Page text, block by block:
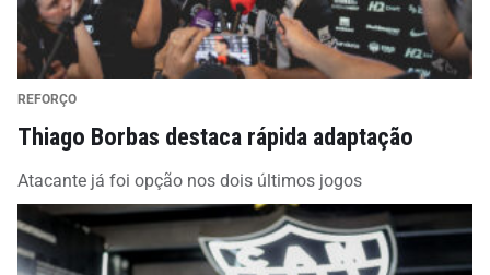
REFORÇO
Thiago Borbas destaca rápida adaptação
Atacante já foi opção nos dois últimos jogos